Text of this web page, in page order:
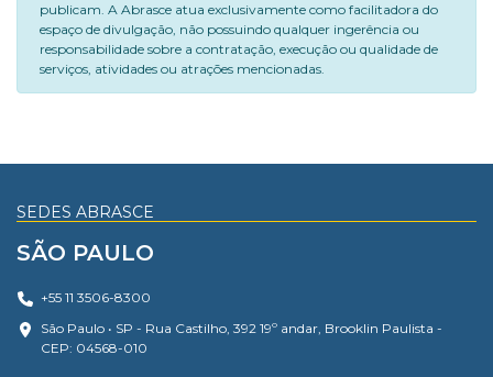
publicam. A Abrasce atua exclusivamente como facilitadora do
espaço de divulgação, não possuindo qualquer ingerência ou
responsabilidade sobre a contratação, execução ou qualidade de
serviços, atividades ou atrações mencionadas.
SEDES ABRASCE
SÃO PAULO
+55 11 3506-8300
São Paulo • SP - Rua Castilho, 392 19º andar, Brooklin Paulista -
CEP: 04568-010